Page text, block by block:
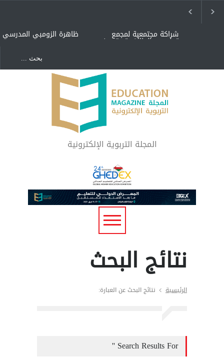
ظاهرة الزومبي المدرسي شراكة مجتمعية لمجمع
تعليمي بالطائف تستهدف
"كنت أنضرب ومافيني إلا
العافية" هل هذا مبرر
لاستمرار أسلوب التربية
المتوارث؟
لماذا تعد برامج توعية الأطفال
بخصوصية الجسد وقاية لا
فضول؟
المجلة التربوية الإلكترونية
نتائج البحث
الرئيسية نتائج البحث عن العبارة:
Search Results For ''